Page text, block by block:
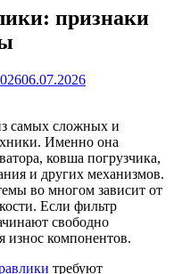
признаки
06.07.2026
самых сложных и
Именно она
ковша погрузчика,
и других механизмов.
во многом зависит от
Если фильтр
свободно
износ компонентов.
требуют